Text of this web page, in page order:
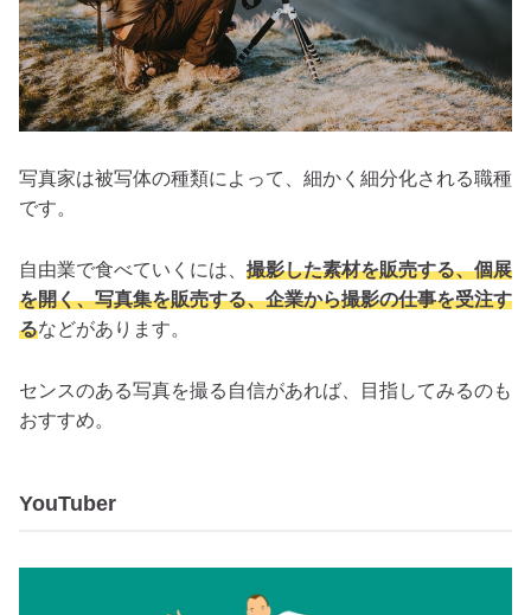
写真家は被写体の種類によって、細かく細分化される職種
です。
自由業で食べていくには、 撮影した素材を販売する、個展
を開く、写真集を販売する、企業から撮影の仕事を受注す
るなどがあります。
センスのある写真を撮る自信があれば、目指してみるのも
おすすめ。
YouTuber